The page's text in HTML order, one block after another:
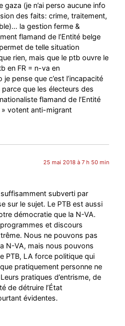
(je n’ai perso aucune info
des faits: crime, traitement,
la gestion ferme &
flamand de l’Entité belge
de telle situation
rien, mais que le ptb ouvre le
en FR = n-va en
pense que c’est l’incapacité
que les électeurs des
flamand de l’Entité
» votent anti-migrant
25 mai 2018 à 7 h 50 min
subverti par
sur le sujet. Le PTB est aussi
démocratie que la N-VA.
et discours
Nous ne pouvons pas
N-VA, mais nous pouvons
PTB, LA force politique qui
pratiquement personne ne
pratiques d’entrisme, de
de détruire l’État
évidentes.